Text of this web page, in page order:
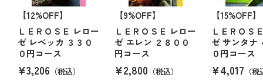
【12%OFF】
ＬＥＲＯＳＥ レロー
ゼ レベッカ ３３０
０円コース
¥3,206 （税込）
【9%OFF】
ＬＥＲＯＳＥ レロー
ゼ エレン ２８００
円コース
¥2,800 （税込）
【15%OFF】
ＬＥＲＯＳ
ゼ サンタナ
０円コース
¥4,017 （